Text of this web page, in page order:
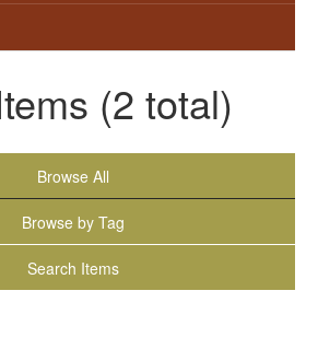
(2 total)
Browse All
Browse by Tag
Search Items